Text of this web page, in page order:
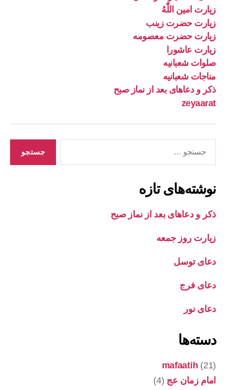
زیارت امین اللّٰهُ
زیارت حضرت زینب
زیارت حضرت معصومه
زیارت عاشورا
صلوات شعبانیه
مناجات شعبانیه
ذکر و دعاهای بعد از نماز صبح
zeyaarat
نوشته‌های تازه
ذکر و دعاهای بعد از نماز صبح
زیارت روز جمعه
دعای توسل
دعای فرج
دعای نور
دسته‌ها
mafaatih (21)
امام زمان عج (4)